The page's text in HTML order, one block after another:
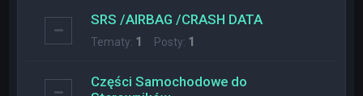
SRS /AIRBAG /CRASH DATA
Tematy: 1 Posty: 1
Części Samochodowe do